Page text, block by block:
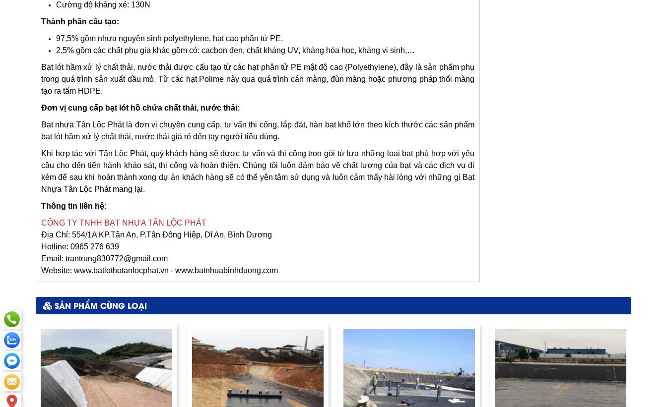
Cường độ kháng xé: 130N
Thành phần cấu tạo:
97,5% gồm nhựa nguyên sinh polyethylene, hạt cao phân tử PE.
2,5% gồm các chất phụ gia khác gồm có: cacbon đen, chất kháng UV, kháng hóa học, kháng vi sinh,…
Bạt lót hầm xử lý chất thải, nước thải được cấu tạo từ các hạt phân tử PE mật độ cao (Polyethylene), đây là sản phẩm phụ
trong quá trình sản xuất dầu mỏ. Từ các hạt Polime này qua quá trình cán màng, đùn màng hoặc phương pháp thổi màng
tạo ra tấm HDPE.
Đơn vị cung cấp bạt lót hồ chứa chất thải, nước thải:
Bạt nhựa Tân Lộc Phát là đơn vị chuyên cung cấp, tư vấn thi công, lắp đặt, hàn bạt khổ lớn theo kích thước các sản phẩm
bạt lót hầm xử lý chất thải, nước thải giá rẻ đến tay người tiêu dùng.
Khi hợp tác với Tân Lộc Phát, quý khách hàng sẽ được tư vấn và thi công trọn gói từ lựa những loại bạt phù hợp với yêu
cầu cho đến tiến hành khảo sát, thi công và hoàn thiện. Chúng tôi luôn đảm bảo về chất lượng của bạt và các dịch vụ đi
kèm để sau khi hoàn thành xong dự án khách hàng sẽ có thể yên tâm sử dụng và luôn cảm thấy hài lòng với những gì Bạt
Nhựa Tân Lộc Phát mang lại.
Thông tin liên hệ:
CÔNG TY TNHH BẠT NHỰA TÂN LỘC PHÁT
Địa Chỉ: 554/1A KP.Tân An, P.Tân Đông Hiệp, Dĩ An, Bình Dương
Hotline: 0965 276 639
Email: trantrung830772@gmail.com
Website: www.batlothotanlocphat.vn - www.batnhuabinhduong.com
SẢN PHẨM CÙNG LOẠI